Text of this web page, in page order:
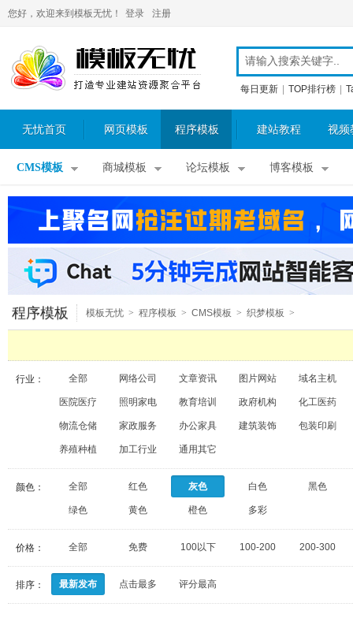
您好，欢迎来到模板无忧！ 登录 注册
每日更新 TOP排行榜
无忧首页 网页模板 程序模板 建站教程 视频
CMS模板 商城模板 论坛模板 博客模板
程序模板 模板无忧 > 程序模板 > CMS模板 > 织梦模板 >
行业： 全部 网络公司 文章资讯 图片网站 域名主机
医院医疗 照明家电 教育培训 政府机构 化工医药
物流仓储 家政服务 办公家具 建筑装饰 包装印刷
养殖种植 加工行业 通用其它
颜色： 全部 红色 灰色 白色 黑色
绿色 黄色 橙色 多彩
价格： 全部 免费 100以下 100-200 200-300
排序： 最新发布 点击最多 评分最高